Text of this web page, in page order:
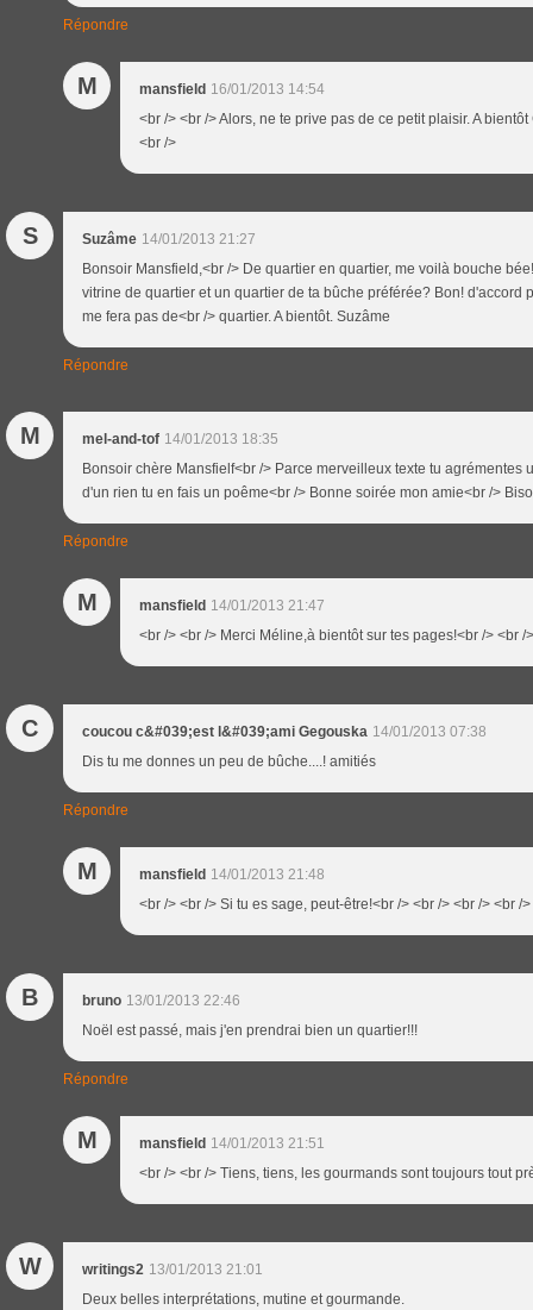
Répondre
M mansfield 16/01/2013 14:54
<br /> <br /> Alors, ne te prive pas de ce petit plaisir. A
<br />
S Suzâme 14/01/2013 21:27
Bonsoir Mansfield,<br /> De quartier en quartier, me voilà bouche
vitrine de quartier et un quartier de ta bûche préférée? Bon! d'accord
me fera pas de<br /> quartier. A bientôt. Suzâme
Répondre
M mel-and-tof 14/01/2013 18:35
Bonsoir chère Mansfielf<br /> Parce merveilleux texte tu agrémentes
d'un rien tu en fais un poême<br /> Bonne soirée mon amie<br />
Répondre
M mansfield 14/01/2013 21:47
<br /> <br /> Merci Méline,à bientôt sur tes pages!<br /> <br /
C coucou c&#039;est l&#039;ami Gegouska 14/01/2013 07:38
Dis tu me donnes un peu de bûche....! amitiés
Répondre
M mansfield 14/01/2013 21:48
<br /> <br /> Si tu es sage, peut-être!<br /> <br /> <br /> <br />
B bruno 13/01/2013 22:46
Noël est passé, mais j'en prendrai bien un quartier!!!
Répondre
M mansfield 14/01/2013 21:51
<br /> <br /> Tiens, tiens, les gourmands sont toujours tout
W writings2 13/01/2013 21:01
Deux belles interprétations, mutine et gourmande.